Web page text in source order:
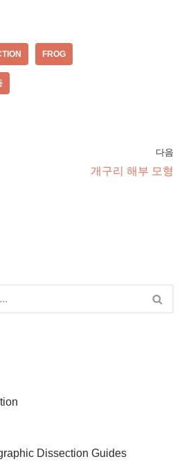
FROG
다음
개구리 해부 모형
Dissection Guides